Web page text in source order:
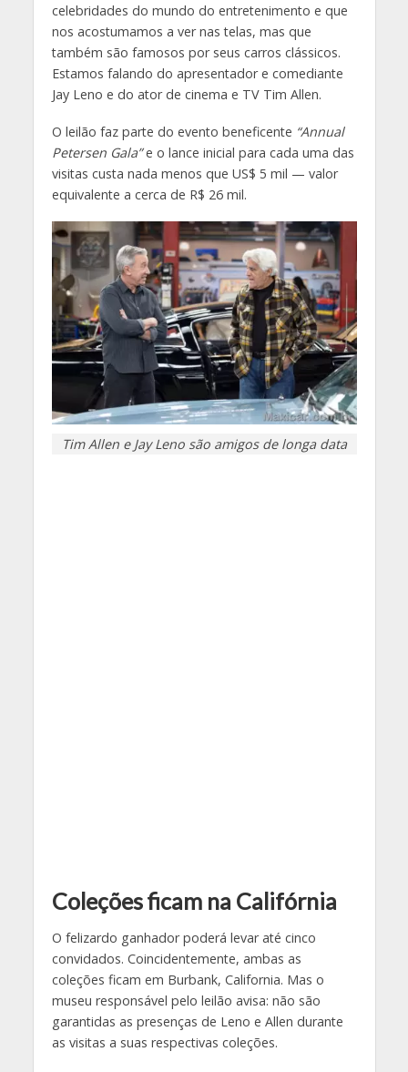
celebridades do mundo do entretenimento e que
nos acostumamos a ver nas telas, mas que
também são famosos por seus carros clássicos.
Estamos falando do apresentador e comediante
Jay Leno e do ator de cinema e TV Tim Allen.
O leilão faz parte do evento beneficente “Annual
Petersen Gala”e o lance inicial para cada uma das
visitas custa nada menos que US$ 5 mil — valor
equivalente a cerca de R$ 26 mil.
Tim Allen e Jay Leno são amigos de longa data
Coleções ficam na Califórnia
O felizardo ganhador poderá levar até cinco
convidados. Coincidentemente, ambas as
coleções ficam em Burbank, California. Mas o
museu responsável pelo leilão avisa: não são
garantidas as presenças de Leno e Allen durante
as visitas a suas respectivas coleções.